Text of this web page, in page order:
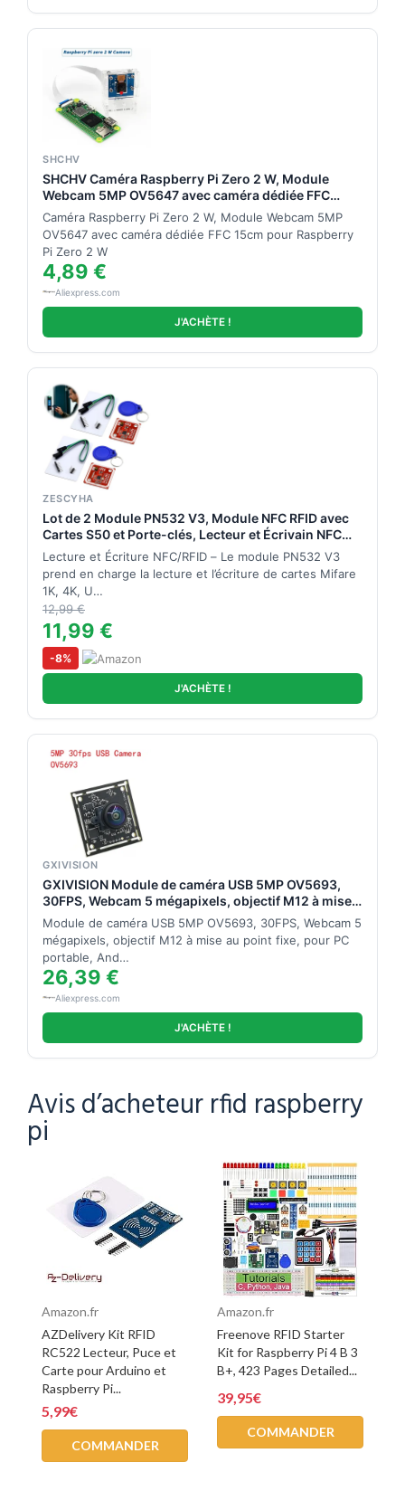
SHCHV
SHCHV Caméra Raspberry Pi Zero 2 W, Module
Webcam 5MP OV5647 avec caméra dédiée FFC
15cm pour Raspberry Pi Zero 2 W
Caméra Raspberry Pi Zero 2 W, Module Webcam 5MP
OV5647 avec caméra dédiée FFC 15cm pour Raspberry
Pi Zero 2 W
4,89 €
Aliexpress.com
J'ACHÈTE !
ZESCYHA
Lot de 2 Module PN532 V3, Module NFC RFID avec
Cartes S50 et Porte-clés, Lecteur et Écrivain NFC
Compatible Android, P2P, Prend en Charge Mifare
1K 4K ISO/IEC14443-4 pour Arduino, Raspberry Pi,
STM32
Lecture et Écriture NFC/RFID – Le module PN532 V3
prend en charge la lecture et l’écriture de cartes Mifare
1K, 4K, U…
12,99 €
11,99 €
-8%
J'ACHÈTE !
GXIVISION
GXIVISION Module de caméra USB 5MP OV5693,
30FPS, Webcam 5 mégapixels, objectif M12 à mise
au point fixe, pour PC portable, Android Raspberry
Module de caméra USB 5MP OV5693, 30FPS, Webcam 5
mégapixels, objectif M12 à mise au point fixe, pour PC
portable, And…
26,39 €
Aliexpress.com
J'ACHÈTE !
Avis d’acheteur rfid raspberry
pi
Amazon.fr
AZDelivery Kit RFID
RC522 Lecteur, Puce et
Carte pour Arduino et
Raspberry Pi...
5,99€
COMMANDER
Amazon.fr
Freenove RFID Starter
Kit for Raspberry Pi 4 B 3
B+, 423 Pages Detailed...
39,95€
COMMANDER